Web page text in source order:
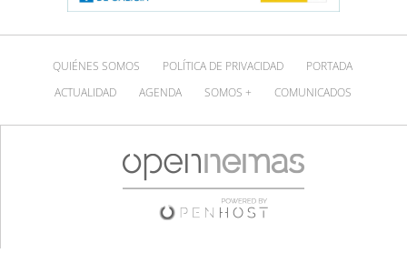
QUIÉNES SOMOS POLÍTICA DE PRIVACIDAD
PORTADA
ACTUALIDAD
AGENDA SOMOS + COMUNICADOS